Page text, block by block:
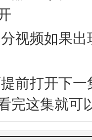
视频如果
前打开下
完这集就可